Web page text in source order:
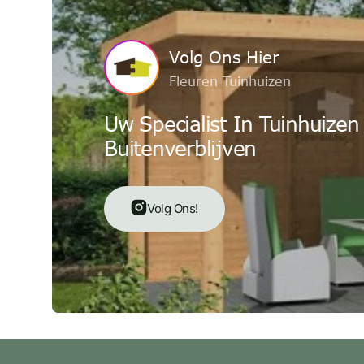
Volg Ons Hier
Fleuren Tuinhuizen
Uw Specialist In Tuinhuizen
Buitenverblijven
Volg Ons!